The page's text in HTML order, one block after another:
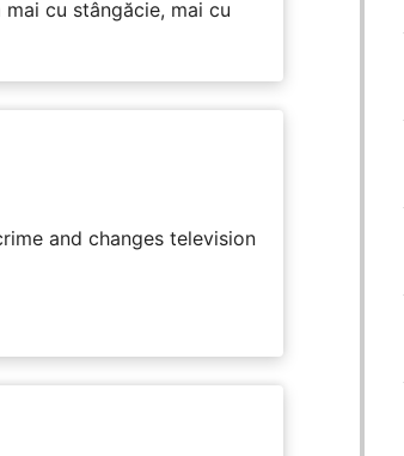
cu stângăcie, mai cu
and changes television